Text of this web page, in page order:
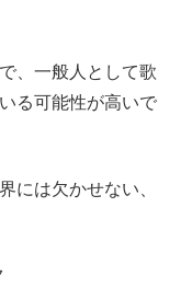
、一般人として歌
る可能性が高いで
には欠かせない、